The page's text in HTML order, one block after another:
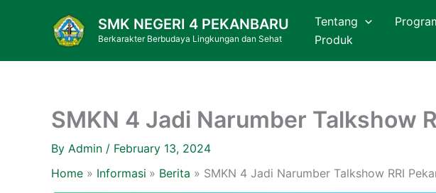
SMK NEGERI 4 PEKANBARU
Berkarakter Berbudaya Lingkungan dan Sehat
Tentang
Produk
SMKN 4 Jadi Narumber Talkshow
By Admin / February 13, 2024
Home
Informasi Berita SMKN 4 Jadi Narumber Talkshow RRI